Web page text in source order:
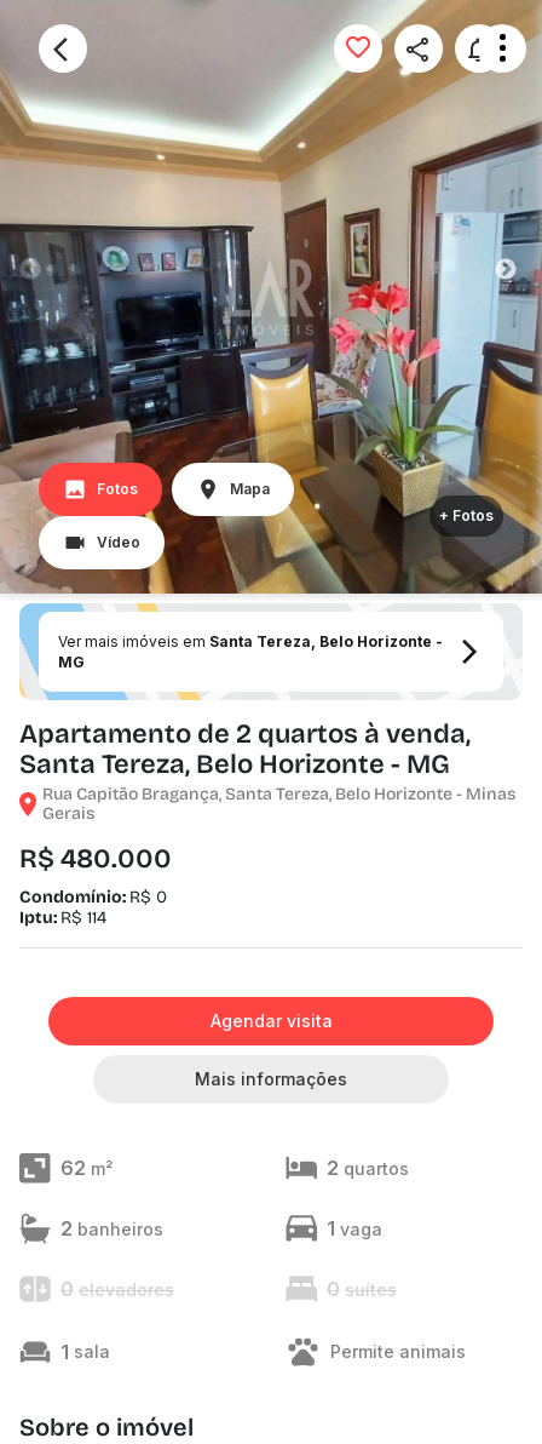
Fotos Mapa
Vídeo
+ Fotos
Ver mais imóveis em Santa Tereza, Belo Horizonte -
MG
Apartamento de 2 quartos à venda,
Santa Tereza, Belo Horizonte - MG
Rua Capitão Bragança, Santa Tereza, Belo Horizonte - Minas
Gerais
R$ 480.000
Condomínio: R$ 0
Iptu: R$ 114
Agendar visita
Mais informações
62 m² 2 quartos
2 banheiros 1 vaga
0 elevadores 0 suítes
1 sala Permite animais
Sobre o imóvel